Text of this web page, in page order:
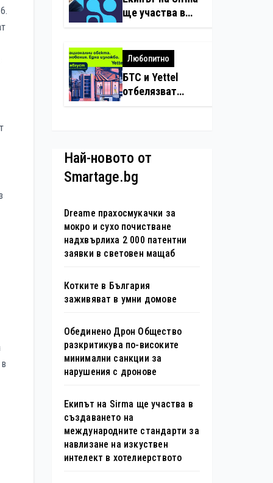
нарушения с
дронове
ще участва в
създаването на
стандарти за
навлизане на
изкуствен
интелект в
Любопитно
БТС и Yettel
отбелязват
национални
туристически
изложба в София
Най-новото от
Smartage.bg
Dreame прахосмукачки за
мокро и сухо почистване
надхвърлиха 2 000 патентни
заявки в световен мащаб
Котките в България
заживяват в умни домове
Обединено Дрон Общество
разкритикува по-високите
минимални санкции за
нарушения с дронове
Екипът на Sirma ще участва в
създаването на
международните стандарти за
навлизане на изкуствен
интелект в хотелиерството